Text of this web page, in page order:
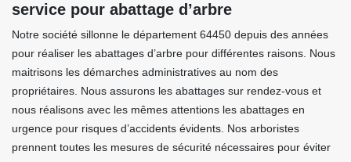
service pour abattage d’arbre
Notre société sillonne le département 64450 depuis des années
pour réaliser les abattages d’arbre pour différentes raisons. Nous
maitrisons les démarches administratives au nom des
propriétaires. Nous assurons les abattages sur rendez-vous et
nous réalisons avec les mêmes attentions les abattages en
urgence pour risques d’accidents évidents. Nos arboristes
prennent toutes les mesures de sécurité nécessaires pour éviter